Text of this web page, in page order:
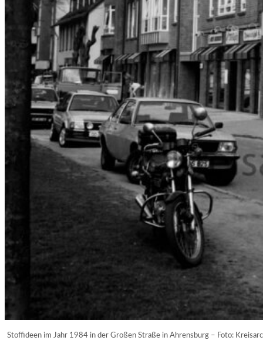
Stoffideen im Jahr 1984 in der Großen Straße in Ahrensburg – Foto: